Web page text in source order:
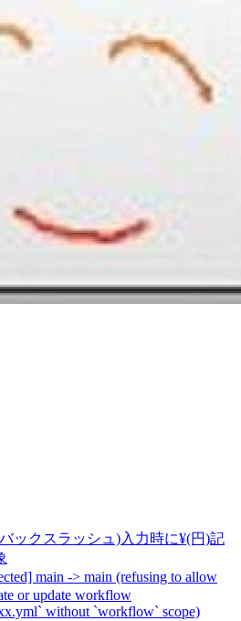
ックスラッシュ)入力時に¥(円)記
main -> main (refusing to allow
or update workflow
without `workflow` scope)